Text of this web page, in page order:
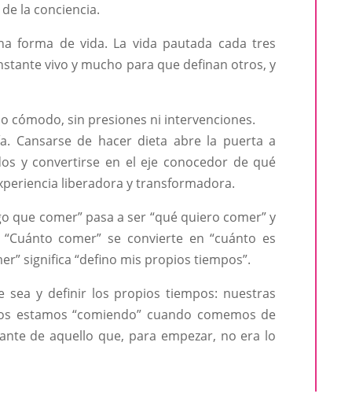
la conciencia.
forma de vida. La vida pautada cada tres
vivo y mucho para que definan otros, y
cómodo, sin presiones ni intervenciones.
Cansarse de hacer dieta abre la puerta a
y convertirse en el eje conocedor de qué
liberadora y transformadora.
que comer” pasa a ser “qué quiero comer” y
comer” se convierte en “cuánto es
significa “defino mis propios tiempos”.
sea y definir los propios tiempos: nuestras
estamos “comiendo” cuando comemos de
de aquello que, para empezar, no era lo